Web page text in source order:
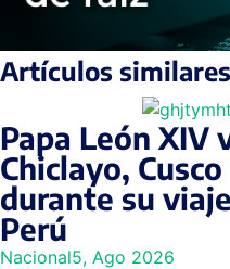
Artículos similares
Papa León XIV
Chiclayo,
durante su
Perú
Nacional5, Ago 2026